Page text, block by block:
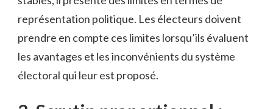
représentation ⁢politique. Les électeurs doivent
prendre en⁣ compte ces limites ⁤lorsqu’ils évaluent
les ⁣avantages et les ​inconvénients du système‍
électoral qui⁤ leur est proposé.